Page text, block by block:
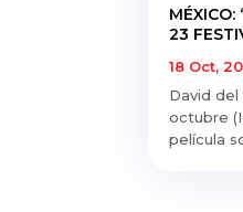
MÉXICO:
23
18 Oct,
David del
octubre
película